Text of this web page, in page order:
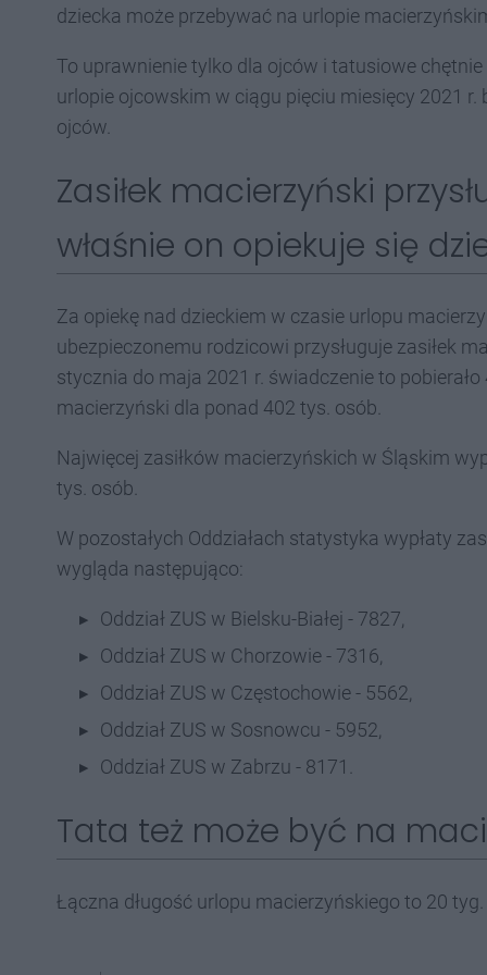
dziecka może przebywać na urlopie
To uprawnienie tylko dla ojców i tatusiowe
urlopie ojcowskim w ciągu pięciu miesięcy 2021 r.
ojców.
Zasiłek macierzyński
właśnie on opiekuje się
Za opiekę nad dzieckiem w czasie urlopu
ubezpieczonemu rodzicowi przysługuje zasiłek
stycznia do maja 2021 r. świadczenie to pobierało
macierzyński dla ponad 402 tys. osób.
Najwięcej zasiłków macierzyńskich w Śląskim
tys. osób.
W pozostałych Oddziałach statystyka wypłaty
wygląda następująco:
Oddział ZUS w Bielsku-Białej - 7827,
Oddział ZUS w Chorzowie - 7316,
Oddział ZUS w Częstochowie - 5562,
Oddział ZUS w Sosnowcu - 5952,
Oddział ZUS w Zabrzu - 8171.
Tata też może być na
Łączna długość urlopu macierzyńskiego to 20